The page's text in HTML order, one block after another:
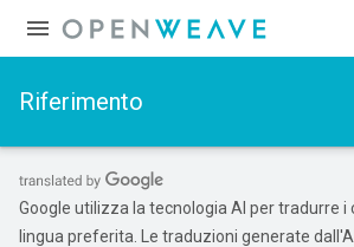
Riferimento
Google utilizza la tecnologia AI per tradurre i
lingua preferita. Le traduzioni generate